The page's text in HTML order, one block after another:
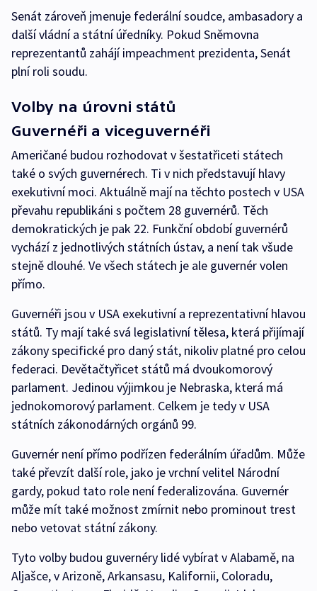
Senát zároveň jmenuje federální soudce, ambasadory a
další vládní a státní úředníky. Pokud Sněmovna
reprezentantů zahájí impeachment prezidenta, Senát
plní roli soudu.
Volby na úrovni států
Guvernéři a viceguvernéři
Američané budou rozhodovat v šestatřiceti státech
také o svých guvernérech. Ti v nich představují hlavy
exekutivní moci. Aktuálně mají na těchto postech v USA
převahu republikáni s počtem 28 guvernérů. Těch
demokratických je pak 22. Funkční období guvernérů
vychází z jednotlivých státních ústav, a není tak všude
stejně dlouhé. Ve všech státech je ale guvernér volen
přímo.
Guvernéři jsou v USA exekutivní a reprezentativní hlavou
států. Ty mají také svá legislativní tělesa, která přijímají
zákony specifické pro daný stát, nikoliv platné pro celou
federaci. Devětačtyřicet států má dvoukomorový
parlament. Jedinou výjimkou je Nebraska, která má
jednokomorový parlament. Celkem je tedy v USA
státních zákonodárných orgánů 99.
Guvernér není přímo podřízen federálním úřadům. Může
také převzít další role, jako je vrchní velitel Národní
gardy, pokud tato role není federalizována. Guvernér
může mít také možnost zmírnit nebo prominout trest
nebo vetovat státní zákony.
Tyto volby budou guvernéry lidé vybírat v Alabamě, na
Aljašce, v Arizoně, Arkansasu, Kalifornii, Coloradu,